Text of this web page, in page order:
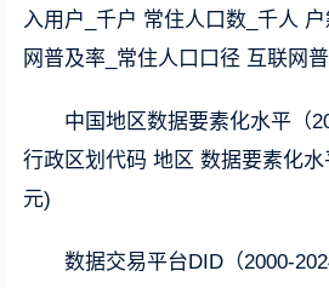
入用户_千户 常住人口数_千人
网普及率_常住人口口径 互联网
中国地区数据要素化水平（
行政区划代码 地区 数据要素化
元)
数据交易平台DID（2000-